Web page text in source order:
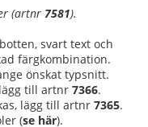
(artnr 7581).
svart text och
färgkombination.
önskat typsnitt.
till artnr 7366.
lägg till artnr 7365.
(se här).